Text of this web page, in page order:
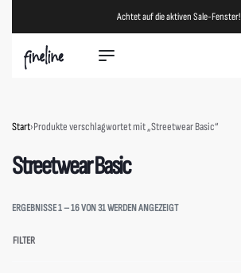
Achtet auf die aktiven Sale-Fenster!
Start›Produkte verschlagwortet mit „Streetwear Basic“
Streetwear Basic
ERGEBNISSE 1 – 16 VON 31 WERDEN ANGEZEIGT
FILTER